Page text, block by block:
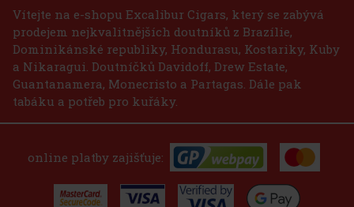
75 Kč
Do košíku
Vítejte na e-shopu Excalibur Cigars, který se zabývá
prodejem nejkvalitnějších doutníků z Brazílie,
Dominikánské republiky, Hondurasu, Kostariky, Kuby
a Nikaragui. Doutníčků Davidoff, Drew Estate,
Guantanamera, Monecristo a Partagas. Dále pak
tabáku a potřeb pro kuřáky.
online platby zajišťuje: